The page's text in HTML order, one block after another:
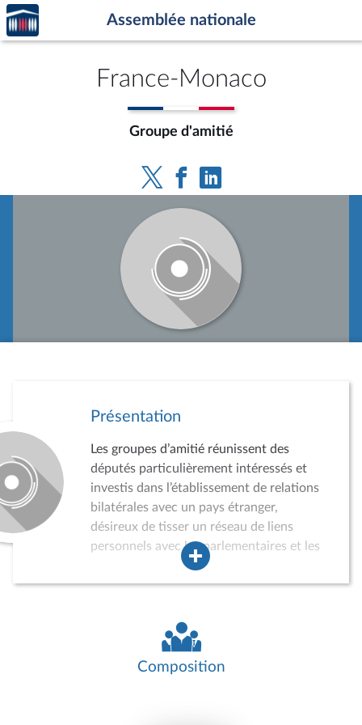
Aller au contenu
Aller en bas de la page
Accèder
à la
page
Assemblée nationale
France-Monaco
Groupe d'amitié
Présentation
Les groupes d’amitié réunissent des
députés particulièrement intéressés et
investis dans l’établissement de relations
bilatérales avec un pays étranger,
désireux de tisser un réseau de liens
personnels avec les parlementaires et les
acteurs de la vie politique, économique,
sociale et culturelle du pays concerné.
peuvent conduire des auditions,
participer à divers événements, recevoir
des délégations de parlementaires
Composition